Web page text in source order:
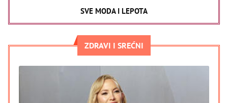
SVE MODA I LEPOTA
ZDRAVI I SREĆNI